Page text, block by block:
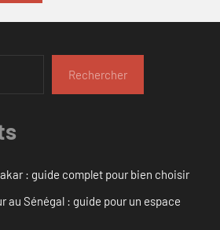
Rechercher
: guide complet pour bien choisir
au Sénégal : guide pour un espace